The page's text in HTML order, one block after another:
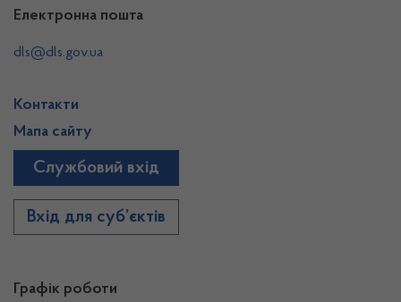
Графік роботи
Електронна пошта
dls@dls.gov.ua
Контакти
Мапа сайту
Службовий вхід
Вхід для суб’єктів